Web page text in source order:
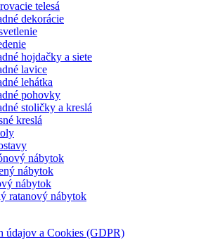
telesá
dekorácie
hojdačky a siete
lavice
lehátka
pohovky
stoličky a kreslá
kreslá
nábytok
nábytok
nábytok
ratanový nábytok
údajov a Cookies (GDPR)